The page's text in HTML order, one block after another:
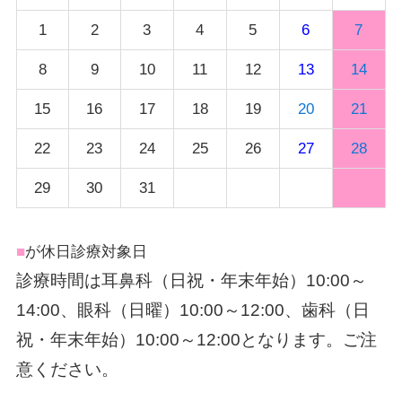
1 2 3 4 5 6 7
8 9 10 11 12 13 14
15 16 17 18 19 20 21
22 23 24 25 26 27 28
29 30 31
■が休日診療対象日
診療時間は耳鼻科（日祝・年末年始）10:00～
14:00、眼科（日曜）10:00～12:00、歯科（日
祝・年末年始）10:00～12:00となります。ご注
意ください。